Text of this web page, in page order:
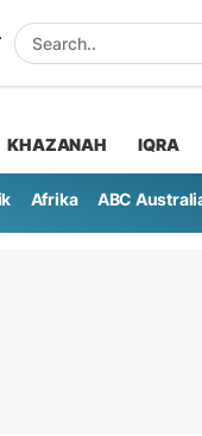
KHAZANAH IQRA
Afrika ABC